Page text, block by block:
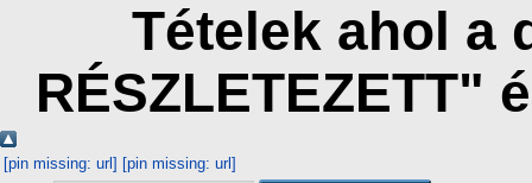
Tételek ahol a
RÉSZLETEZETT"
[pin missing: url] [pin missing: url]